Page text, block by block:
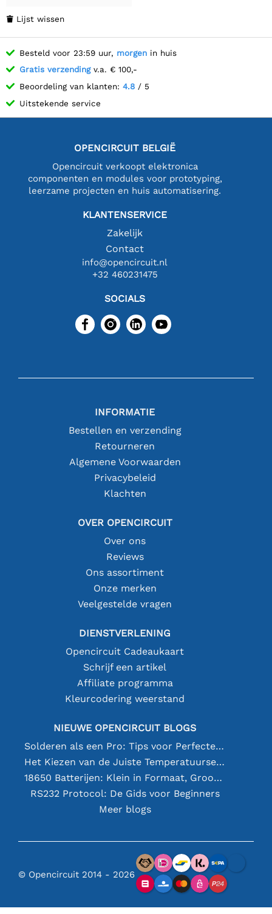
 Lijst wissen
Besteld voor 23:59 uur, morgen in huis
Gratis verzendingv.a. € 100,-
Beoordeling van klanten: 4.8 / 5
Uitstekende service
OPENCIRCUIT BELGIË
Opencircuit verkoopt elektronica
componenten en modules voor prototyping,
leerzame projecten en huis automatisering.
KLANTENSERVICE
Zakelijk
Contact
info@opencircuit.nl
+32 460231475
SOCIALS
INFORMATIE
Bestellen en verzending
Retourneren
Algemene Voorwaarden
Privacybeleid
Klachten
OVER OPENCIRCUIT
Over ons
Reviews
Ons assortiment
Onze merken
Veelgestelde vragen
DIENSTVERLENING
Opencircuit Cadeaukaart
Schrijf een artikel
Affiliate programma
Kleurcodering weerstand
NIEUWE OPENCIRCUIT BLOGS
Solderen als een Pro: Tips voor Perfecte Elektronische Verbindingen
Het Kiezen van de Juiste Temperatuursensor [youtube]
18650 Batterijen: Klein in Formaat, Groot in Prestatie
RS232 Protocol: De Gids voor Beginners
Meer blogs
© Opencircuit 2014 - 2026